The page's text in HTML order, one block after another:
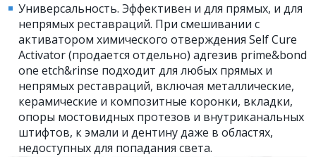
Универсальность. Эффективен и для прямых, и для
непрямых реставраций. При смешивании с
активатором химического отверждения Self Cure
Activator (продается отдельно) адгезив prime&bond
one etch&rinse подходит для любых прямых и
непрямых реставраций, включая металлические,
керамические и композитные коронки, вкладки,
опоры мостовидных протезов и внутриканальных
штифтов, к эмали и дентину даже в областях,
недоступных для попадания света.